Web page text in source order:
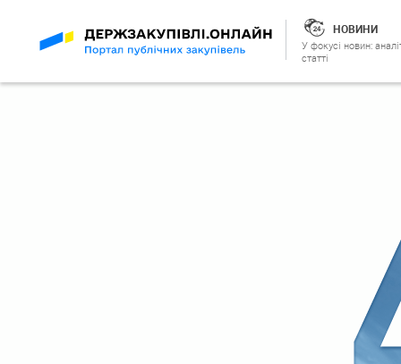
НОВИНИ
У фокусі новин:
статті